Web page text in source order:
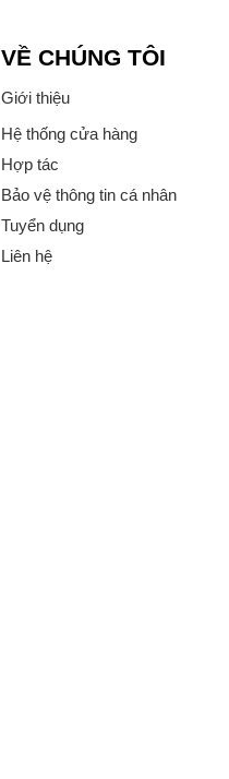
VỀ CHÚNG TÔI
Giới thiệu
Hệ thống cửa hàng
Hợp tác
Bảo vệ thông tin cá nhân
Tuyển dụng
Liên hệ